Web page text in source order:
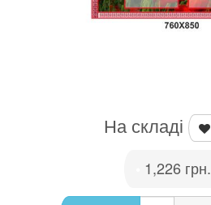
На складі
1,226 грн.